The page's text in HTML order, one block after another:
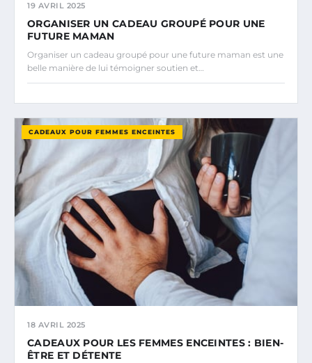
19 AVRIL 2025
ORGANISER UN CADEAU GROUPÉ POUR UNE
FUTURE MAMAN
Organiser un cadeau groupé pour une future maman est une
belle manière de lui témoigner soutien et…
CADEAUX POUR FEMMES ENCEINTES
18 AVRIL 2025
CADEAUX POUR LES FEMMES ENCEINTES : BIEN-
ÊTRE ET DÉTENTE